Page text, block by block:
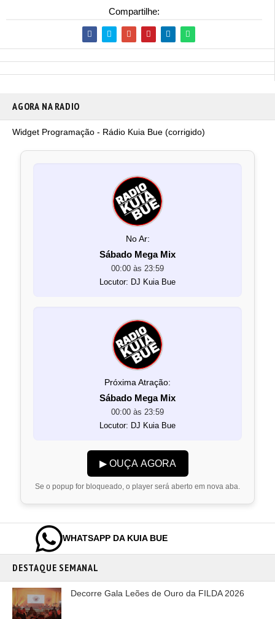
Compartilhe:
AGORA NA RADIO
Widget Programação - Rádio Kuia Bue (corrigido)
No Ar:
Sábado Mega Mix
00:00 às 23:59
Locutor: DJ Kuia Bue
Próxima Atração:
Sábado Mega Mix
00:00 às 23:59
Locutor: DJ Kuia Bue
▶ OUÇA AGORA
Se o popup for bloqueado, o player será aberto em nova aba.
WHATSAPP DA KUIA BUE
DESTAQUE SEMANAL
Decorre Gala Leões de Ouro da FILDA 2026